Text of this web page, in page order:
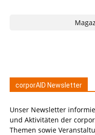
corporAID Newsletter
Unser Newsletter
und Aktivitäten der
Themen sowie